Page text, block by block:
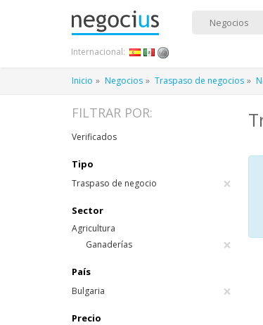
Negocios
Internacional:
Inicio Negocios Traspaso de negocios
FILTRAR POR:
Verificados
Tipo
Traspaso de negocio ×
Sector
Agricultura
Ganaderías
×
País
Bulgaria ×
Precio